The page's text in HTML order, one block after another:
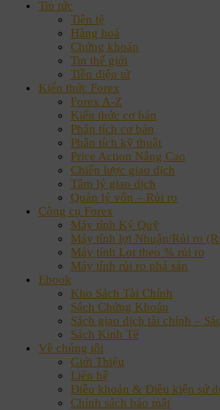
Tin tức
Tiền tệ
Hàng hoá
Chứng khoán
Tin thế giới
Tiền điện tử
Kiến thức Forex
Forex A-Z
Kiến thức cơ bản
Phân tích cơ bản
Phân tích kỹ thuật
Price Action Nâng Cao
Chiến lược giao dịch
Tâm lý giao dịch
Quản lý vốn – Rủi ro
Công cụ Forex
Máy tính Ký Quỹ
Máy tính lợi Nhuận/Rủi ro
Máy tính Lot theo % rủi ro
Máy tính rủi ro phá sản
Ebook
Kho Sách Tài Chính
Sách Chứng Khoán
Sách giao dịch tài chính –
Sách Kinh Tế
Về chúng tôi
Giới Thiệu
Liên hệ
Điều khoản & Điều kiện sử
Chính sách bảo mật